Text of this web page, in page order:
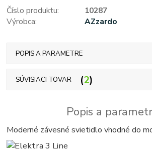
Číslo produktu:
10287
Výrobca:
AZzardo
POPIS A PARAMETRE
SÚVISIACI TOVAR 2
Popis a
Moderné závesné svietidlo vhodné do